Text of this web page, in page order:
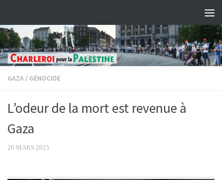
GAZA / GÉNOCIDE
L’odeur de la mort est revenue à
Gaza
20 MARS 2025